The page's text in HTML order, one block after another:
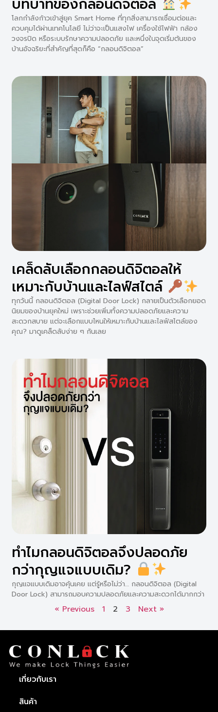
บทบาทของกลอนดิจิตอล
โลกกำลังก้าวเข้าสู่ยุค Smart Home ที่ทุกสิ่งสามารถเชื่อมต่อและ
ควบคุมได้ผ่านเทคโนโลยี ไม่ว่าจะเป็นแสงไฟ เครื่องใช้ไฟฟ้า กล้อง
วงจรปิด หรือระบบรักษาความปลอดภัย และหนึ่งในจุดเริ่มต้นของ
บ้านอัจฉริยะที่สำคัญที่สุดก็คือ “กลอนดิจิตอล”
เคล็ดลับเลือกกลอนดิจิตอลให้
เหมาะกับบ้านและไลฟ์สไตล์
ทุกวันนี้ กลอนดิจิตอล (Digital Door Lock) กลายเป็นตัวเลือกยอด
นิยมของบ้านยุคใหม่ เพราะช่วยเพิ่มทั้งความปลอดภัยและความ
สะดวกสบาย แต่จะเลือกแบบไหนให้เหมาะกับบ้านและไลฟ์สไตล์ของ
คุณ? มาดูเคล็ดลับง่าย ๆ กันเลย
ทำไมกลอนดิจิตอลจึงปลอดภัย
กว่ากุญแจแบบเดิม?
กุญแจแบบเดิมอาจคุ้นเคย แต่รู้หรือไม่ว่า… กลอนดิจิตอล (Digital
Door Lock) สามารถมอบความปลอดภัยและความสะดวกได้มากกว่า
« Previous 1 2 3 Next »
เกี่ยวกับเรา
สินค้า